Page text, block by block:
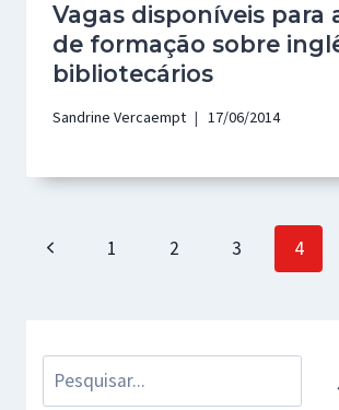
Vagas disponíveis para
de formação sobre
bibliotecários
Sandrine Vercaempt 17/06/2014
Page
Previous1 2 3 4
Pesquisar